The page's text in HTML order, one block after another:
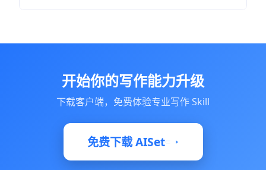
开始你的写作能力升级
下载客户端，免费体验专业写作 Skill
免费下载 AISet